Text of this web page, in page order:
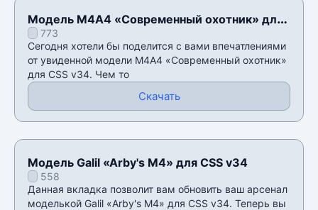
Модель М4А4 «Современный охотник» для
CSS v34
773
Сегодня хотели бы поделится с вами впечатлениями
от увиденной модели М4А4 «Современный охотник»
для CSS v34. Чем то
Скачать
Модель Galil «Arby's M4» для CSS v34
558
Данная вкладка позволит вам обновить ваш арсенал
моделькой Galil «Arby's M4» для CSS v34. Теперь вы